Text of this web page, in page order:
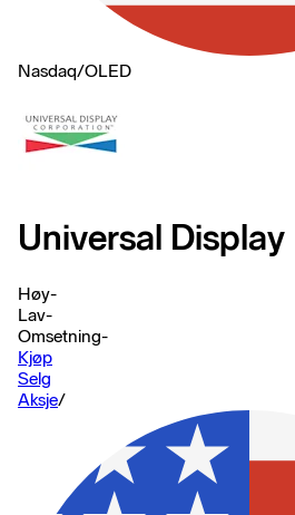
Nasdaq/OLED
Universal Display
Høy-
Lav-
Omsetning-
Kjøp
Selg
Aksje/